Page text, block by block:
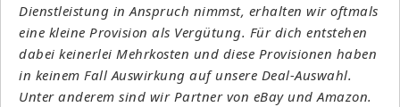
Dienstleistung in Anspruch nimmst, erhalten wir oftmals
eine kleine Provision als Vergütung. Für dich entstehen
dabei keinerlei Mehrkosten und diese Provisionen haben
in keinem Fall Auswirkung auf unsere Deal-Auswahl.
Unter anderem sind wir Partner von eBay und Amazon.